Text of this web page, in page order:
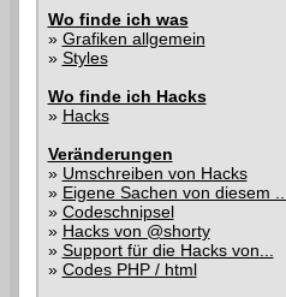
Wo finde ich was
» Grafiken allgemein
» Styles
Wo finde ich Hacks
» Hacks
Veränderungen
» Umschreiben von Hacks
» Eigene Sachen von diesem ...
» Codeschnipsel
» Hacks von @shorty
» Support für die Hacks von...
» Codes PHP / html